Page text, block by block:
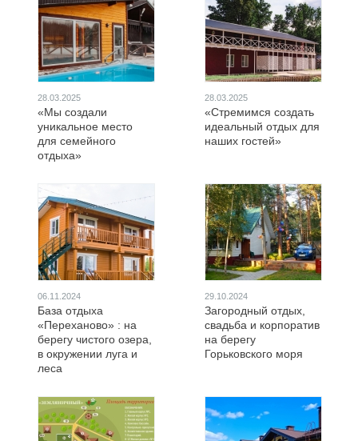
28.03.2025
«Мы создали
уникальное место
для семейного
отдыха»
28.03.2025
«Стремимся создать
идеальный отдых для
наших гостей»
06.11.2024
База отдыха
«Переханово» : на
берегу чистого озера,
в окружении луга и
леса
29.10.2024
Загородный отдых,
свадьба и корпоратив
на берегу
Горьковского моря